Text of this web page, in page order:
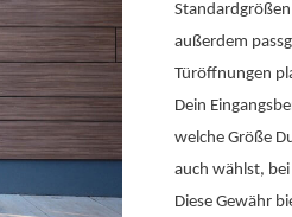
außerdem
Türöffnungen
Dein
welche Größe
auch wählst,
Diese Gewähr